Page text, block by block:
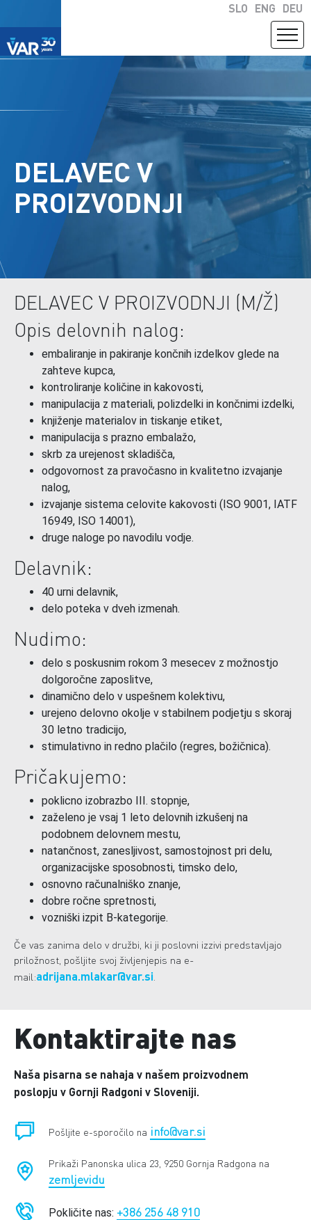
SLO ENG DEU
DELAVEC V
PROIZVODNJI
DELAVEC V PROIZVODNJI (M/Ž)
Opis delovnih nalog:
embaliranje in pakiranje končnih izdelkov glede na
zahteve kupca,
kontroliranje količine in kakovosti,
manipulacija z materiali, polizdelki in končnimi izdelki,
knjiženje materialov in tiskanje etiket,
manipulacija s prazno embalažo,
skrb za urejenost skladišča,
odgovornost za pravočasno in kvalitetno izvajanje
nalog,
izvajanje sistema celovite kakovosti (ISO 9001, IATF
16949, ISO 14001),
druge naloge po navodilu vodje.
Delavnik:
40 urni delavnik,
delo poteka v dveh izmenah.
Nudimo:
delo s poskusnim rokom 3 mesecev z možnostjo
dolgoročne zaposlitve,
dinamično delo v uspešnem kolektivu,
urejeno delovno okolje v stabilnem podjetju s skoraj
30 letno tradicijo,
stimulativno in redno plačilo (regres, božičnica).
Pričakujemo:
poklicno izobrazbo III. stopnje,
zaželeno je vsaj 1 leto delovnih izkušenj na
podobnem delovnem mestu,
natančnost, zanesljivost, samostojnost pri delu,
organizacijske sposobnosti, timsko delo,
osnovno računalniško znanje,
dobre ročne spretnosti,
vozniški izpit B-kategorije.
Če vas zanima delo v družbi, ki ji poslovni izzivi predstavljajo
priložnost, pošljite svoj življenjepis na e-
mail:adrijana.mlakar@var.si.
Kontaktirajte nas
Naša pisarna se nahaja v našem proizvodnem
poslopju v Gornji Radgoni v Sloveniji.
Pošljite e-sporočilo na info@var.si
Prikaži Panonska ulica 23, 9250 Gornja Radgona na
zemljevidu
Pokličite nas: +386 256 48 910